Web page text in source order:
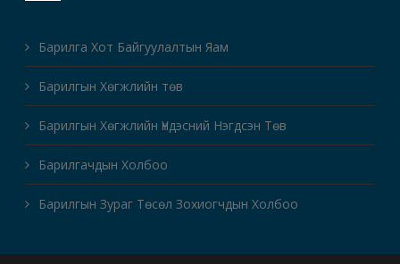
Барилга Хот Байгуулалтын Яам
Барилгын Хөгжлийн төв
Барилгын Хөгжлийн Үндэсний Нэгдсэн Төв
Барилгачдын Холбоо
Барилгын Зураг Төсөл Зохиогчдын Холбоо